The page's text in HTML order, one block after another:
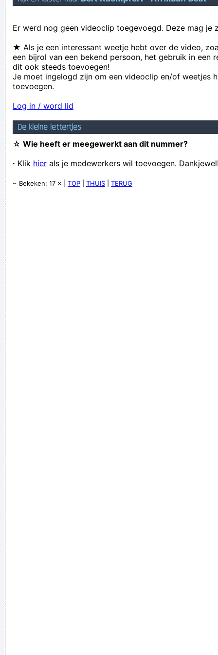
Er werd nog geen videoclip toegevoegd. Deze mag je
★ Als je een interessant weetje hebt over de video,
een bijrol van een bekend persoon, het gebruik in een
dit ook steeds toevoegen!
Je moet ingelogd zijn om een videoclip en/of weetjes
toevoegen.
Log in / word lid
De kleine lettertjes
☆ Wie heeft er meegewerkt aan dit nummer?
· Klik hier als je medewerkers wil toevoegen.
~ Bekeken: 17 × | TOP THUIS TERUG